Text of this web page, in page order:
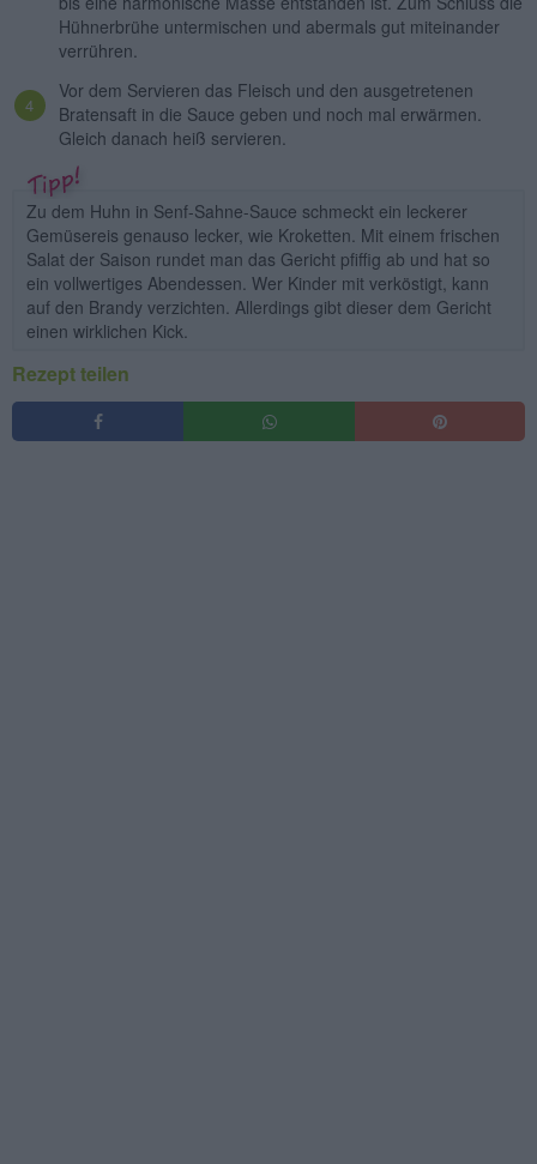
Hühnerbrühe untermischen und abermals gut miteinander
verrühren.
Vor dem Servieren das Fleisch und den ausgetretenen
Bratensaft in die Sauce geben und noch mal erwärmen.
Gleich danach heiß servieren.
Zu dem Huhn in Senf-Sahne-Sauce schmeckt ein leckerer
Gemüsereis genauso lecker, wie Kroketten. Mit einem frischen
Salat der Saison rundet man das Gericht pfiffig ab und hat so
ein vollwertiges Abendessen. Wer Kinder mit verköstigt, kann
auf den Brandy verzichten. Allerdings gibt dieser dem Gericht
einen wirklichen Kick.
Rezept teilen